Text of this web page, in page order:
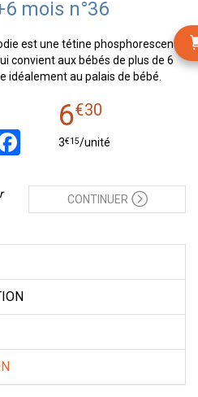
mois n°36
est une tétine phosphorescente
convient aux bébés de plus de 6
idéalement au palais de bébé.
Facebook
6€30
3€15/unité
CONTINUER